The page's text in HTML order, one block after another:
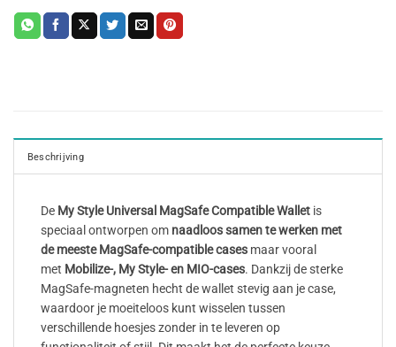
Beschrijving
De My Style Universal MagSafe Compatible Wallet is
speciaal ontworpen om naadloos samen te werken met
de meeste MagSafe-compatible cases maar vooral
met Mobilize-, My Style- en MIO-cases. Dankzij de sterke
MagSafe-magneten hecht de wallet stevig aan je case,
waardoor je moeiteloos kunt wisselen tussen
verschillende hoesjes zonder in te leveren op